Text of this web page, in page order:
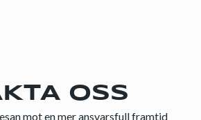
OSS
mot en mer ansvarsfull framtid